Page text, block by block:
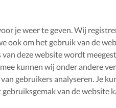
je weer te geven. Wij
ook om het gebruik van de
deze website wordt
kunnen wij onder andere
gebruikers analyseren. Je
van de website